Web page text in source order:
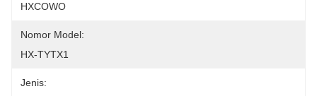
HXCOWO
Nomor Model:
HX-TYTX1
Jenis: